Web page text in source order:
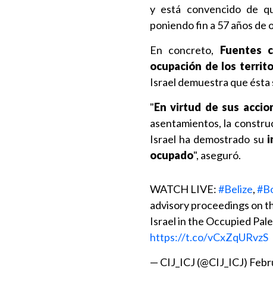
y está convencido de
poniendo fin a 57 años
En concreto, Fuentes
ocupación de los
Israel demuestra que
"En virtud de sus
asentamientos, la
Israel ha demostrado su
ocupado", aseguró.
WATCH LIVE:#Belize,
advisory proceedings on
Israel in the Occupied
https://t.co/vCxZqURvzS
— CIJ_ICJ (@CIJ_ICJ)